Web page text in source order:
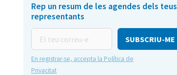
Rep un resum de les agendes dels teus
representants
teu
correu-
e
En registrar-se, accepta la Política de
Privacitat